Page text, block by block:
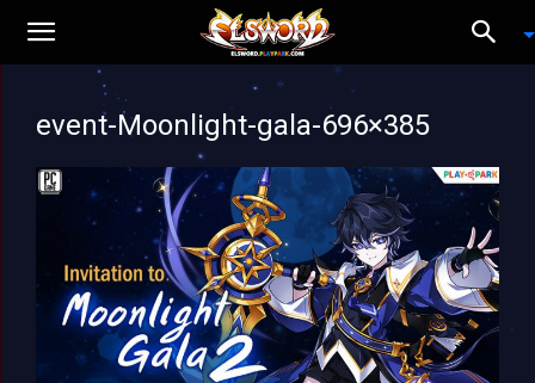
event-Moonlight-gala-696×385